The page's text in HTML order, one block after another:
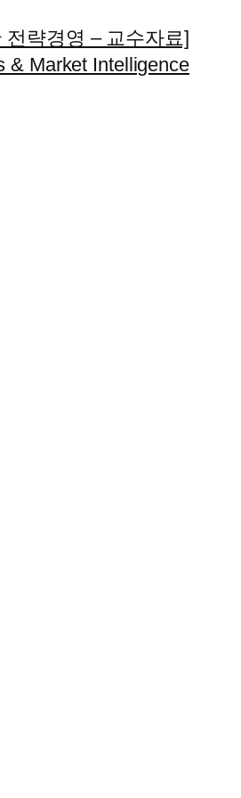
전략경영 – 교수자료]
& Market Intelligence